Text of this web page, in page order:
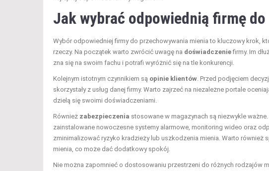
Jak wybrać odpowiednią firmę
Wybór odpowiedniej firmy do przechowywania mienia to kluczowy krok,
rzeczy. Na początek warto zwrócić uwagę na doświadczeniefirmy. Im
zna się na swoim fachu i potrafi wyróżnić się na tle konkurencji.
Kolejnym istotnym czynnikiem są opinie klientów . Przed podjęciem
skorzystały z usług danej firmy. Warto zajrzeć na niezależne portale
dzielą się swoimi doświadczeniami.
Również zabezpieczenia stosowane w magazynach są niezwykle
zainstalowane nowoczesne systemy alarmowe, monitoring wideo oraz
zminimalizować ryzyko kradzieży lub uszkodzenia mienia. Warto
mienia, co może dać dodatkowy spokój.
Nie można zapomnieć o dostosowaniu przestrzeni do różnych rodzajów